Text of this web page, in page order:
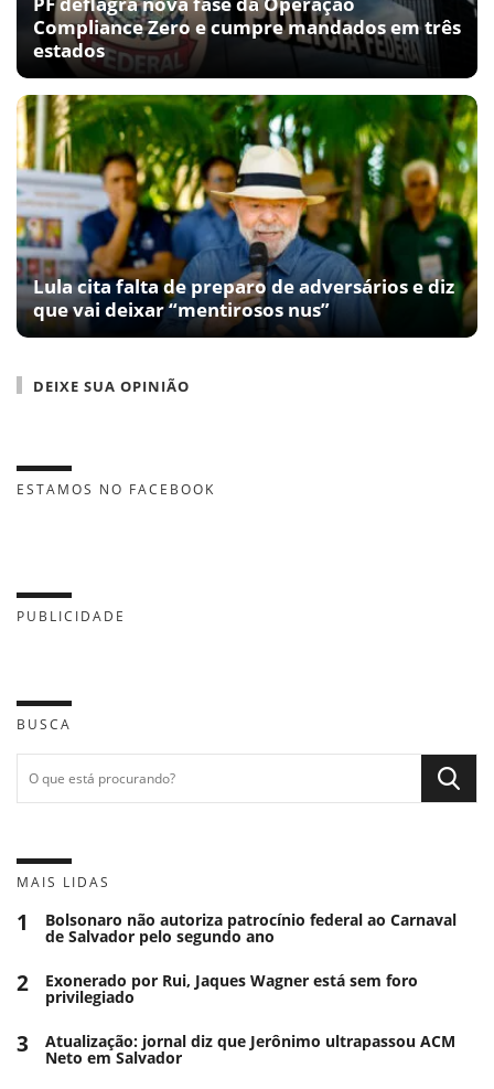
Compliance Zero e cumpre mandados em três
estados
Lula cita falta de preparo de adversários e diz
que vai deixar “mentirosos nus”
DEIXE SUA OPINIÃO
ESTAMOS NO FACEBOOK
PUBLICIDADE
BUSCA
MAIS LIDAS
1 Bolsonaro não autoriza patrocínio federal ao Carnaval
de Salvador pelo segundo ano
2 Exonerado por Rui, Jaques Wagner está sem foro
privilegiado
3 Atualização: jornal diz que Jerônimo ultrapassou ACM
Neto em Salvador